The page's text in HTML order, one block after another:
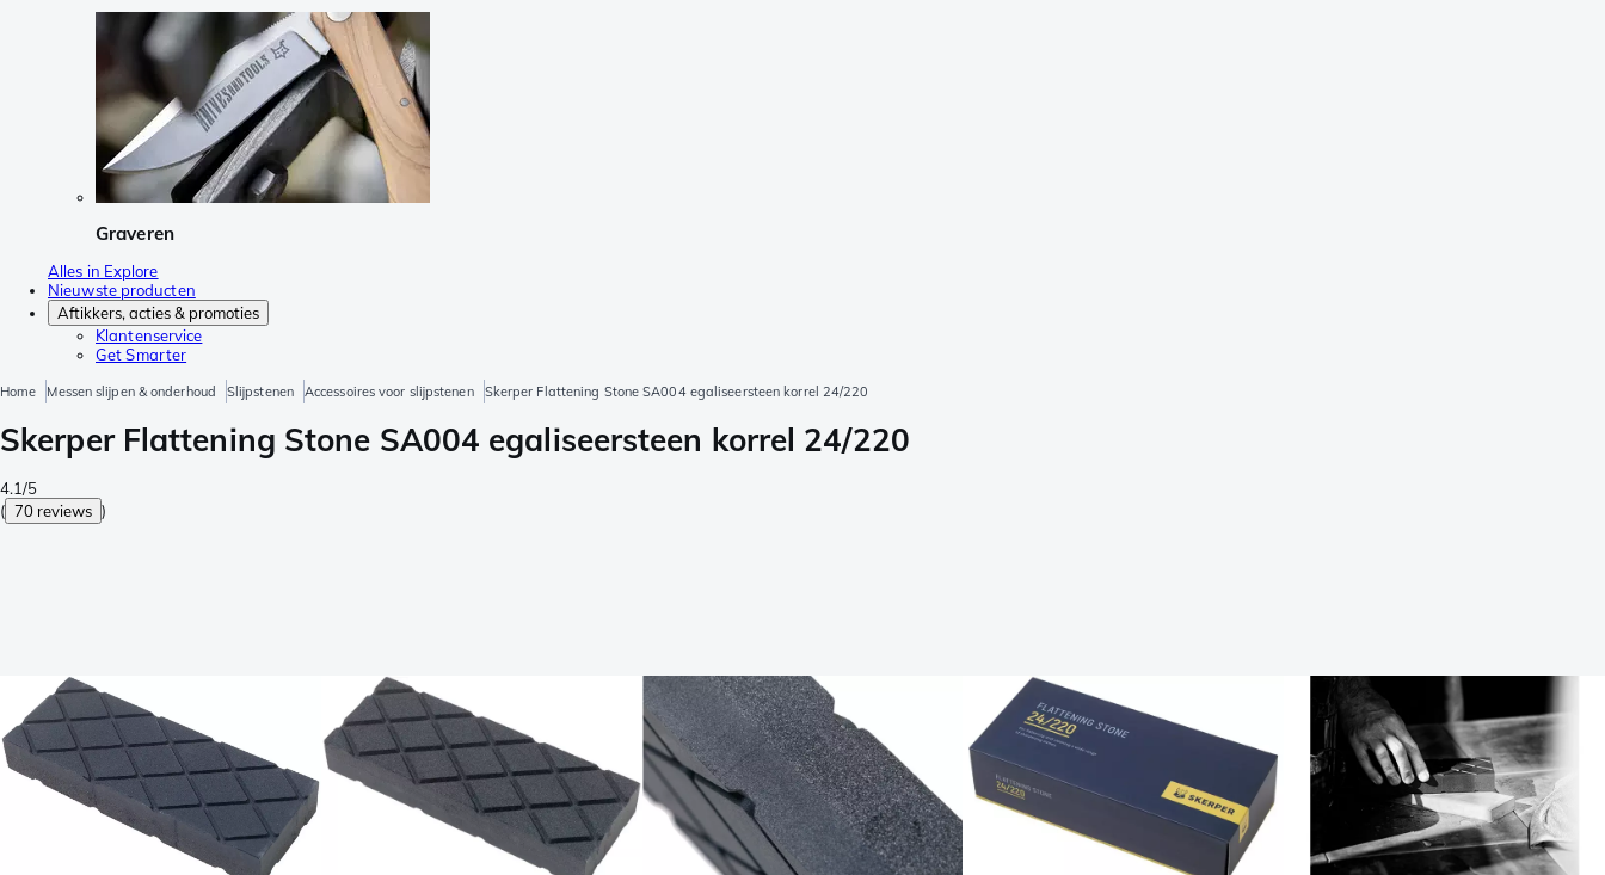
Graveren
Alles in Explore
Nieuwste producten
Aftikkers, acties & promoties
Klantenservice
Get Smarter
Home Messen slijpen & onderhoud Slijpstenen Accessoires voor slijpstenen Skerper Flattening Stone SA004 egaliseersteen korrel 24/220
Skerper Flattening Stone SA004 egaliseersteen korrel 24/220
4.1/5
( 70 reviews )